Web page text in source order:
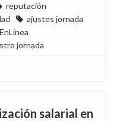
reputación
ajustes jornada
EnLínea
jornada
salarial en